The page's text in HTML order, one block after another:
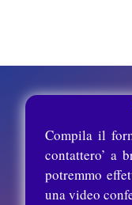
Compila il
contattero’ a
potremmo
una video